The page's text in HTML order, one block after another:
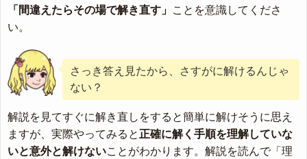
「間違えたらその場で解き直す」 ことを意識してくださ
い。
さっき答え見たから、さすがに解けるんじゃ
ない？
解説を見てすぐに解き直しをすると簡単に解けそうに思え
ますが、実際やってみると正確に解く手順を理解していな
いと意外と解けないことがわかります。解説を読んで「理